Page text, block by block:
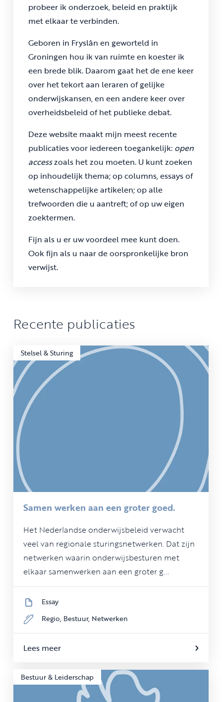
probeer ik onderzoek, beleid en praktijk
met elkaar te verbinden.
Geboren in Fryslân en geworteld in
Groningen hou ik van ruimte en koester ik
een brede blik. Daarom gaat het de ene keer
over het tekort aan leraren of gelijke
onderwijskansen, en een andere keer over
overheidsbeleid of het publieke debat.
Deze website maakt mijn meest recente
publicaties voor iedereen toegankelijk: open
accesszoals het zou moeten. U kunt zoeken
op inhoudelijk thema; op columns, essays of
wetenschappelijke artikelen; op alle
trefwoorden die u aantreft; of op uw eigen
zoektermen.
Fijn als u er uw voordeel mee kunt doen.
Ook fijn als u naar de oorspronkelijke bron
verwijst.
Recente publicaties
Stelsel & Sturing
Samen werken aan een groter goed.
Het Nederlandse onderwijsbeleid verwacht
veel van regionale sturingsnetwerken. Dat zijn
netwerken waarin onderwijsbesturen met
elkaar samenwerken aan een groter g...
Essay
Regio, Bestuur, Netwerken
Lees meer
Bestuur & Leiderschap